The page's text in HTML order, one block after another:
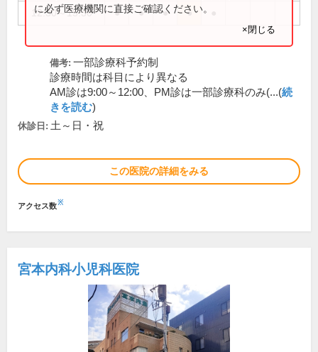
12:30～15:30 ● ● ● ●
に必ず医療機関に直接ご確認ください。
×閉じる
備考: 一部診療科予約制
診療時間は科目により異なる
AM診は9:00～12:00、PM診は一部診療科のみ(...(続
きを読む)
休診日: 土～日・祝
この医院の詳細をみる
アクセス数※
宮本内科小児科医院